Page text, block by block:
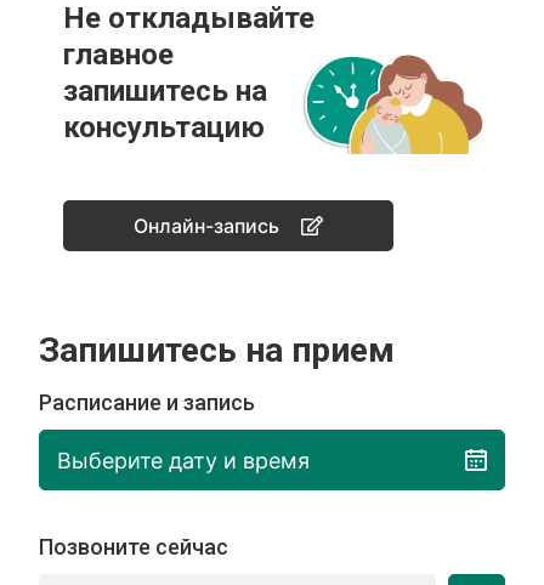
Не откладывайте
главное
запишитесь на
консультацию
Онлайн-запись
Запишитесь на прием
Расписание и запись
Выберите дату и время
Позвоните сейчас